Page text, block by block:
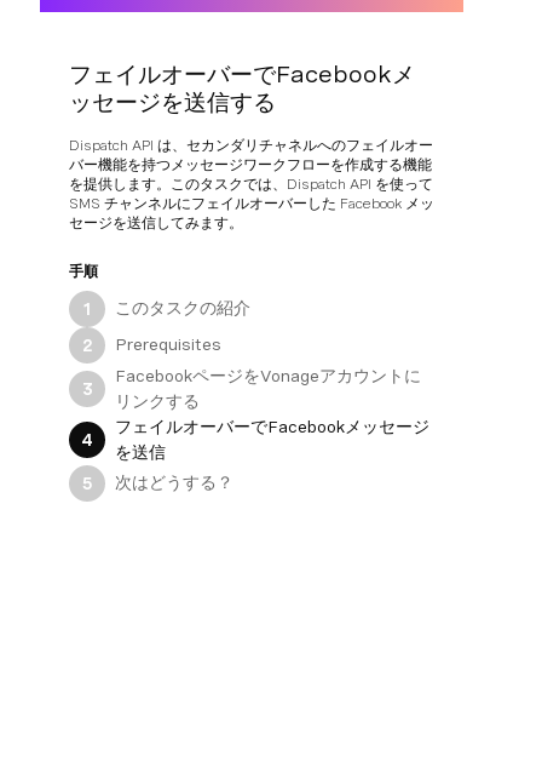
フェイルオーバーでFacebookメ
ッセージを送信する
Dispatch API は、セカンダリチャネルへのフェイルオー
バー機能を持つメッセージワークフローを作成する機能
を提供します。このタスクでは、Dispatch API を使って
SMS チャンネルにフェイルオーバーした Facebook メッ
セージを送信してみます。
手順
1
このタスクの紹介
2
Prerequisites
3
FacebookページをVonageアカウントに
リンクする
4
フェイルオーバーでFacebookメッセージ
を送信
5
次はどうする？